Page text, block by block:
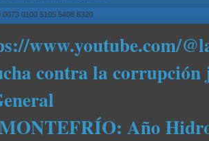
0073 0100 5105 5408 8320
www.youtube.com/
contra la
Año